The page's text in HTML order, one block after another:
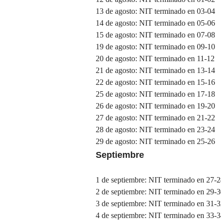
13 de agosto: NIT terminado en 03-04
14 de agosto: NIT terminado en 05-06
15 de agosto: NIT terminado en 07-08
19 de agosto: NIT terminado en 09-10
20 de agosto: NIT terminado en 11-12
21 de agosto: NIT terminado en 13-14
22 de agosto: NIT terminado en 15-16
25 de agosto: NIT terminado en 17-18
26 de agosto: NIT terminado en 19-20
27 de agosto: NIT terminado en 21-22
28 de agosto: NIT terminado en 23-24
29 de agosto: NIT terminado en 25-26
Septiembre
1 de septiembre: NIT terminado en 27-
2 de septiembre: NIT terminado en 29-
3 de septiembre: NIT terminado en 31-
4 de septiembre: NIT terminado en 33-